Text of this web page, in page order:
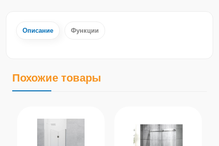
Описание Функции
Похожие товары